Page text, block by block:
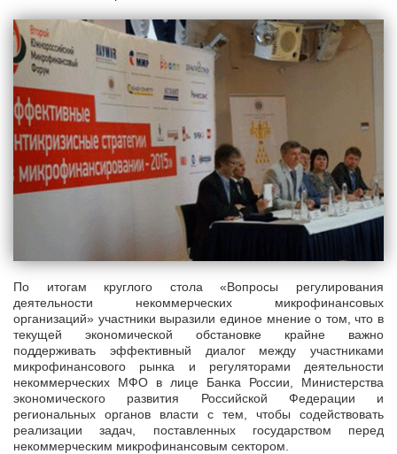
По итогам круглого стола «Вопросы регулирования
деятельности некоммерческих микрофинансовых
организаций» участники выразили единое мнение о том, что в
текущей экономической обстановке крайне важно
поддерживать эффективный диалог между участниками
микрофинансового рынка и регуляторами деятельности
некоммерческих МФО в лице Банка России, Министерства
экономического развития Российской Федерации и
региональных органов власти с тем, чтобы содействовать
реализации задач, поставленных государством перед
некоммерческим микрофинансовым сектором.